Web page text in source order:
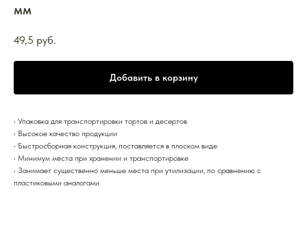
мм
49,5 руб.
Добавить в корзину
• Упаковка для транспортировки тортов и десертов
• Высокое качество продукции
• Быстросборная конструкция, поставляется в плоском виде
• Минимум места при хранении и транспортировке
• Занимает существенно меньше места при утилизации, по сравнению с
пластиковыми аналогами